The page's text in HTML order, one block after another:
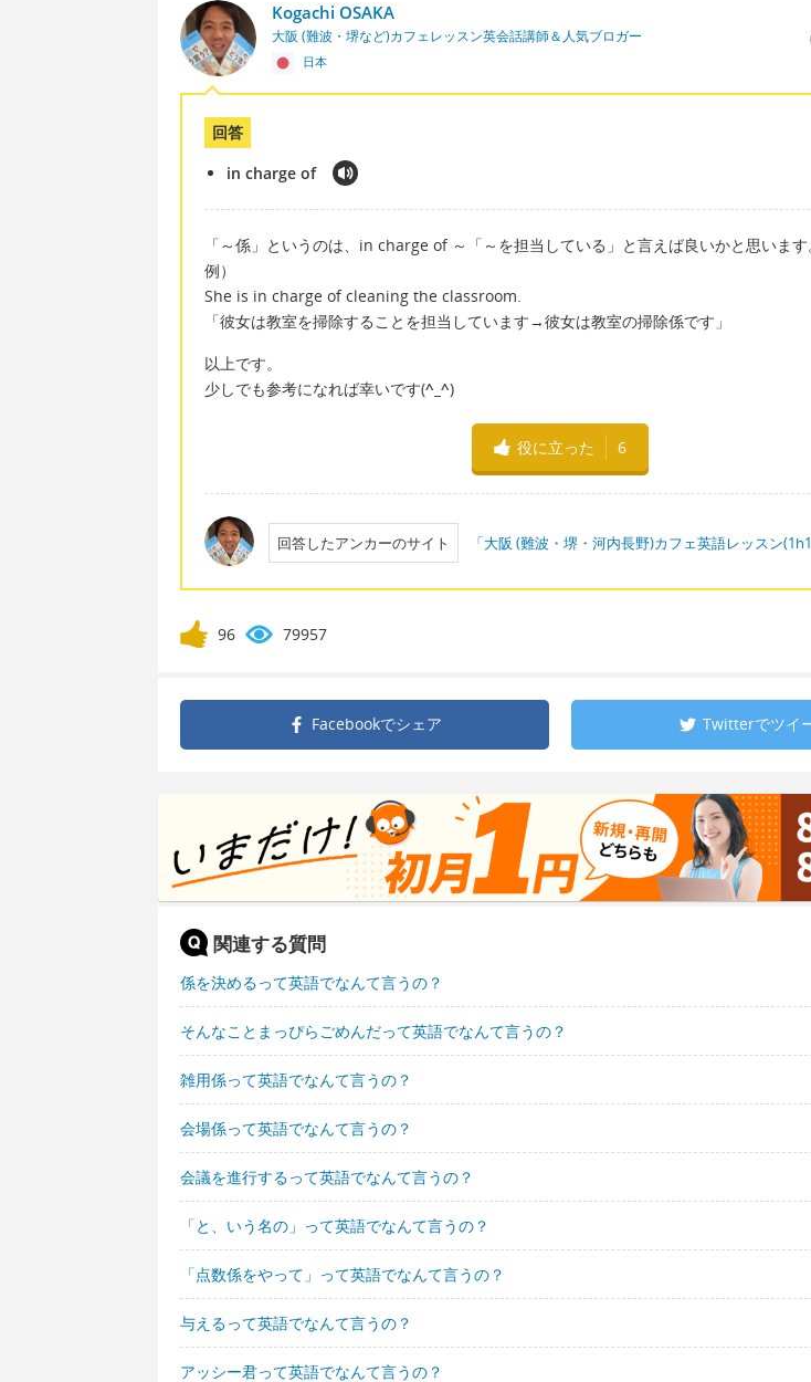
Kogachi OSAKA
大阪 (難波・堺など)カフェレッスン英会話講師＆人気ブロガー
日本
回答
in charge of
「～係」というのは、in charge of ～「～を担当している」と言えば良いかと思います
例）
She is in charge of cleaning the classroom.
「彼女は教室を掃除することを担当しています→彼女は教室の掃除係です」
以上です。
少しでも参考になれば幸いです(^_^)
役に立った 6
回答したアンカーのサイト 「大阪 (難波・堺・河内長野)カフェ英語レッスン
96 79957
Facebookでシェア Twitterでツイ
関連する質問
係を決めるって英語でなんて言うの？
そんなことまっぴらごめんだって英語でなんて言うの？
雑用係って英語でなんて言うの？
会場係って英語でなんて言うの？
会議を進行するって英語でなんて言うの？
「と、いう名の」って英語でなんて言うの？
「点数係をやって」って英語でなんて言うの？
与えるって英語でなんて言うの？
アッシー君って英語でなんて言うの？